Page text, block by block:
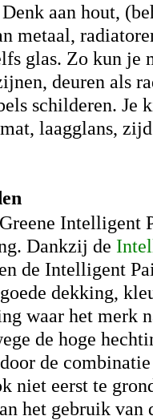
aan hout,
metaal,
glas. Zo kun je
deuren als
schilderen. Je
laagglans,
Intelligent
Dankzij de
de Intelligent
dekking,
waar het merk
de hoge
de
niet eerst te
het gebruik van